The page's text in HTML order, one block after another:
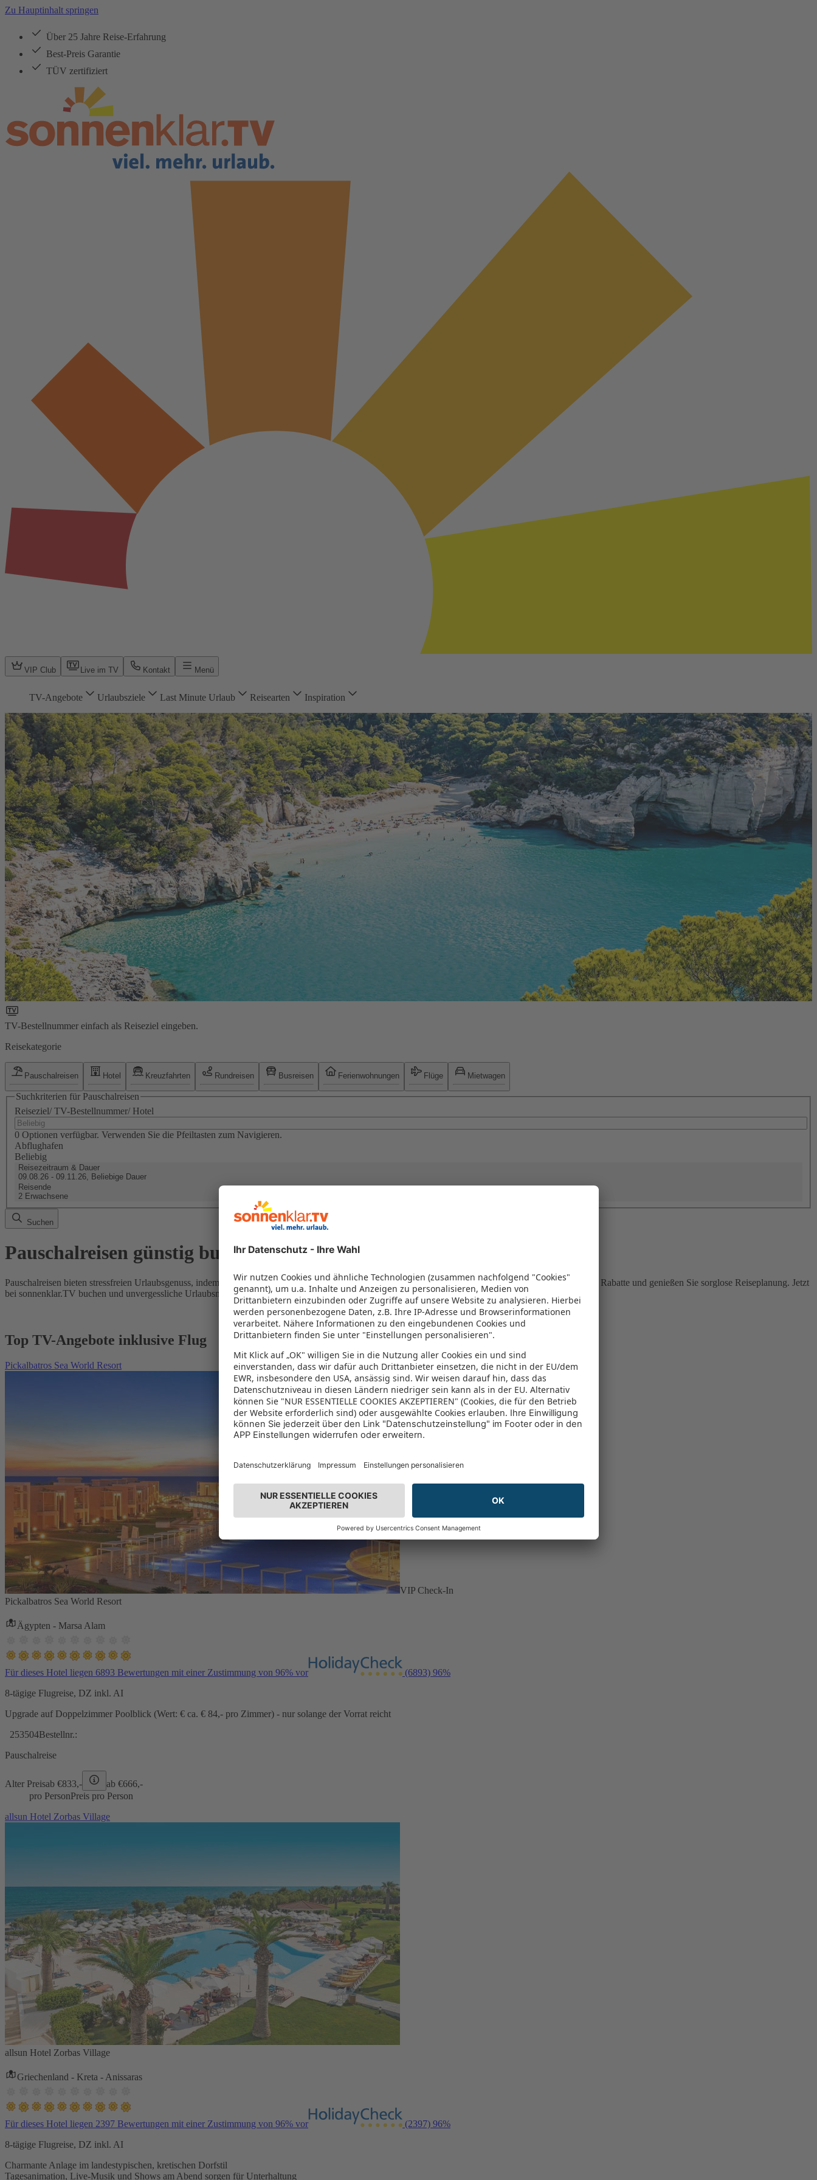
Zu Hauptinhalt springen
Über 25 Jahre Reise-Erfahrung
Best-Preis Garantie
TÜV zertifiziert
VIP Club Live im TV Kontakt Menü
TV-Angebote Urlaubsziele Last Minute Urlaub Reisearten Inspiration
TV-Bestellnummer einfach als Reiseziel eingeben.
Reisekategorie
Pauschalreisen Hotel Kreuzfahrten Rundreisen Busreisen Ferienwohnungen Flüge Mietwagen
Suchkriterien für Pauschalreisen
Reiseziel/ TV-Bestellnummer/ Hotel
0 Optionen verfügbar. Verwenden Sie die Pfeiltasten zum Navigieren.
Abflughafen
Beliebig
Reisezeitraum & Dauer
09.08.26 - 09.11.26, Beliebige Dauer
Reisende
2 Erwachsene
Suchen
Pauschalreisen günstig buchen
Pauschalreisen bieten stressfreien Urlaubsgenuss, indem Flug und Hotel in einem Paket kombiniert werden – das spart Zeit und Geld. Nutzen Sie attraktive Rabatte und genießen Sie sorglose Reiseplanung. Jetzt
bei sonnenklar.TV buchen und unvergessliche Urlaubsmomente erleben!
Top TV-Angebote inklusive Flug
Pickalbatros Sea World Resort
VIP Check-In
Pickalbatros Sea World Resort
Ägypten - Marsa Alam
Für dieses Hotel liegen 6893 Bewertungen mit einer Zustimmung von 96% vor (6893) 96%
8-tägige Flugreise, DZ inkl. AI
Upgrade auf Doppelzimmer Poolblick (Wert: € ca. € 84,- pro Zimmer) - nur solange der Vorrat reicht
253504Bestellnr.:
Pauschalreise
Alter Preisab €833,- ab €666,-
pro PersonPreis pro Person
allsun Hotel Zorbas Village
allsun Hotel Zorbas Village
Griechenland - Kreta - Anissaras
Für dieses Hotel liegen 2397 Bewertungen mit einer Zustimmung von 96% vor (2397) 96%
8-tägige Flugreise, DZ inkl. AI
Charmante Anlage im landestypischen, kretischen Dorfstil
Tagesanimation, Live-Musik und Shows am Abend sorgen für Unterhaltung